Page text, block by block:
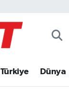
Türkiye Dünya